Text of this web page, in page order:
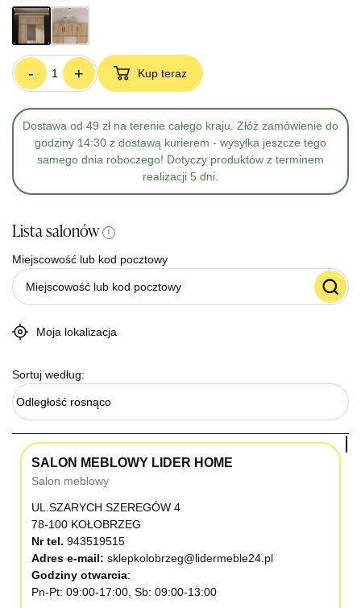
- + Kup teraz
Dostawa od 49 zł na terenie całego kraju. Złóż zamówienie do
godziny 14:30 z dostawą kurierem - wysyłka jeszcze tego
samego dnia roboczego! Dotyczy produktów z terminem
realizacji 5 dni.
Lista salonów i
Miejscowość lub kod pocztowy
Moja lokalizacja
Sortuj według:
Odległość rosnąco
SALON MEBLOWY LIDER HOME
Salon meblowy
UL.SZARYCH SZEREGÓW 4
78-100 KOŁOBRZEG
Nr tel. 943519515
Adres e-mail: sklepkolobrzeg@lidermeble24.pl
Godziny otwarcia
Pn-Pt: 09:00-17:00, Sb: 09:00-13:00